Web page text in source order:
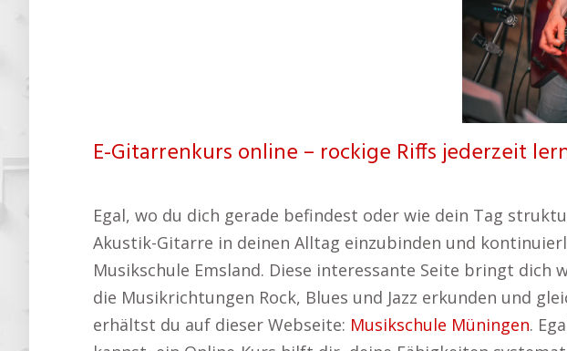
E-Gitarrenkurs online – rockige Riffs jederzeit
Egal, wo du dich gerade befindest oder wie dein Tag
Akustik-Gitarre in deinen Alltag einzubinden und
Musikschule Emsland. Diese interessante Seite bringt dich
die Musikrichtungen Rock, Blues und Jazz erkunden und
erhältst du auf dieser Webseite: Musikschule Müningen.